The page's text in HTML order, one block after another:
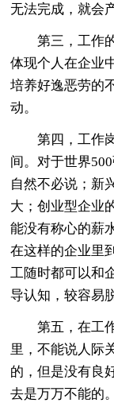
无法完成，就会
第三，工作的
体现个人在企业
培养好逸恶劳的
动。
第四，工作岗
间。对于世界
自然不必说；新
大；创业型企业
能没有称心的薪
在这样的企业里
工随时都可以和
导认知，较容易
第五，在工作
里，不能说人际
的，但是没有良
去是万万不能的